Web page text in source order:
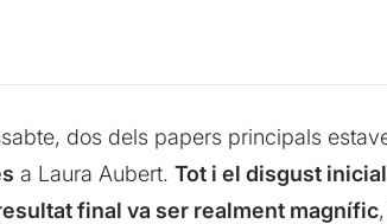
dos dels papers principals
a Laura Aubert. Tot i el disgust inicial
final va ser realment magnífic